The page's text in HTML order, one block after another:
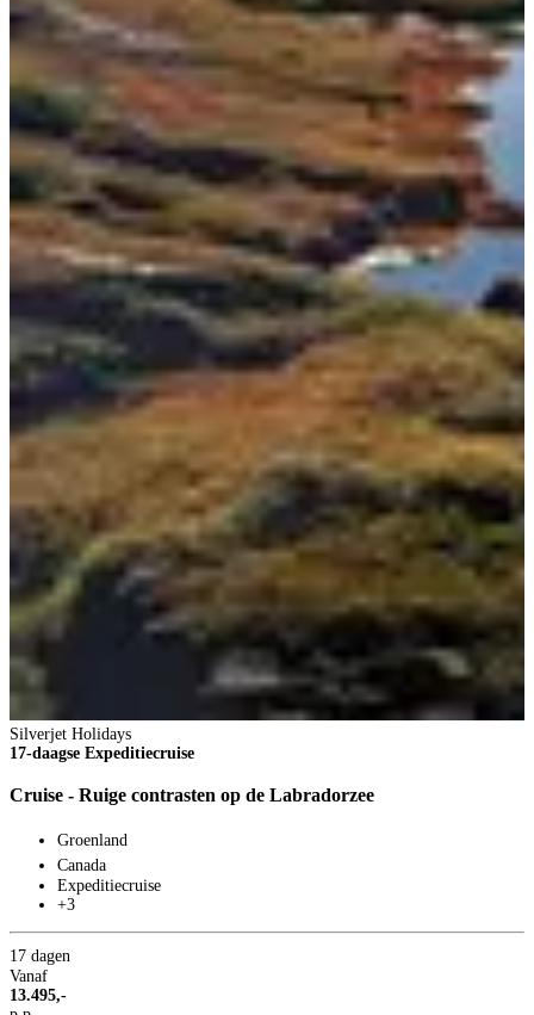
Silverjet Holidays
17-daagse Expeditiecruise
Cruise - Ruige contrasten op de Labradorzee
Groenland
Canada
Expeditiecruise
+3
17 dagen
Vanaf
13.495,-